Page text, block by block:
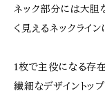
ネック部分には大胆
く見えるネックライン
1枚で主役になる存
繊細なデザイントップ